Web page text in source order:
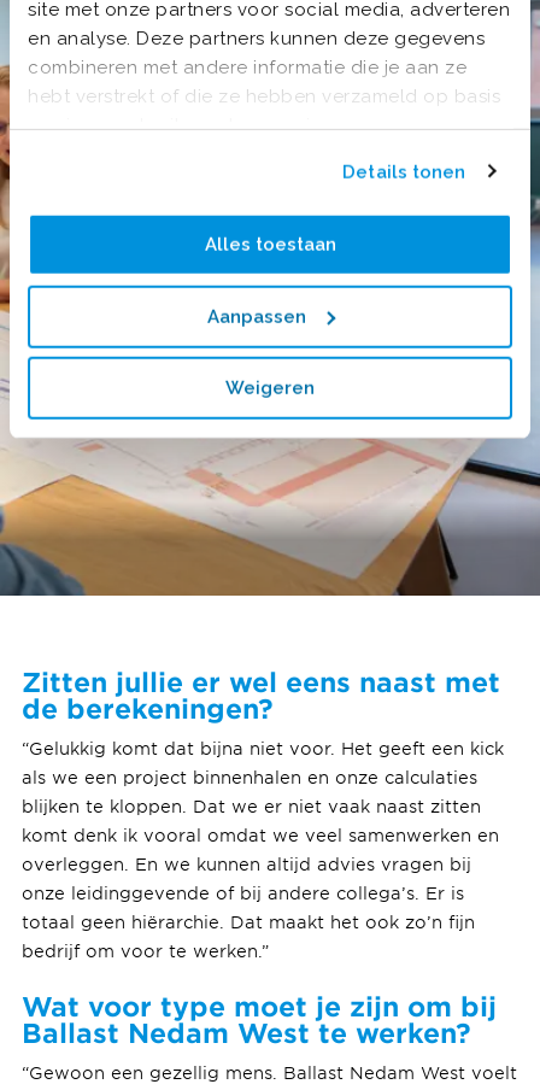
site met onze partners voor social media, adverteren
en analyse. Deze partners kunnen deze gegevens
combineren met andere informatie die je aan ze
hebt verstrekt of die ze hebben verzameld op basis
van jouw gebruik van hun services.
Details tonen
Alles toestaan
Aanpassen
Weigeren
Zitten jullie er wel eens naast met
de berekeningen?
“Gelukkig komt dat bijna niet voor. Het geeft een kick
als we een project binnenhalen en onze calculaties
blijken te kloppen. Dat we er niet vaak naast zitten
komt denk ik vooral omdat we veel samenwerken en
overleggen. En we kunnen altijd advies vragen bij
onze leidinggevende of bij andere collega’s. Er is
totaal geen hiërarchie. Dat maakt het ook zo’n fijn
bedrijf om voor te werken.”
Wat voor type moet je zijn om bij
Ballast Nedam West te werken?
“Gewoon een gezellig mens. Ballast Nedam West voelt